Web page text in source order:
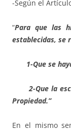
-Según el
“Para que las
establecidas, se
1-Que se
2-Que la
Propiedad.”
En el mismo